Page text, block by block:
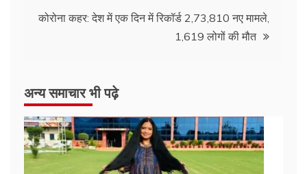
कोरोना कहर: देश में एक दिन में रिकॉर्ड 2,73,810 नए मामले,
1,619 लोगों की मौत
अन्य समाचार भी पढ़े